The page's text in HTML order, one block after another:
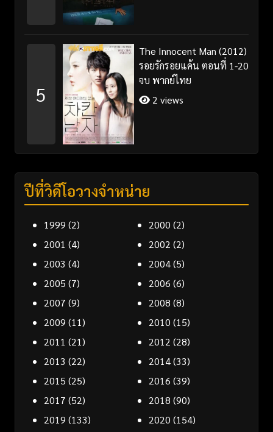
5
The Innocent Man (2012)
รอยรักรอยแค้น ตอนที่ 1-20
จบ พากย์ไทย
2 views
ปีที่วิดีโอวางจำหน่าย
1999 (2) 2000 (2)
2001 (4) 2002 (2)
2003 (4) 2004(5)
2005 (7) 2006 (6)
2007 (9) 2008 (8)
2009 (11) 2010 (15)
2011 (21) 2012 (28)
2013 (22) 2014(33)
2015 (25) 2016 (39)
2017 (52) 2018 (90)
2019 (133) 2020 (154)